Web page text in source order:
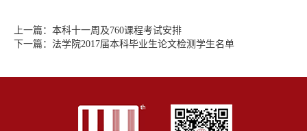
上一篇： 本科十一周及760课程考试安排
下一篇： 法学院2017届本科毕业生论文检测学生名单